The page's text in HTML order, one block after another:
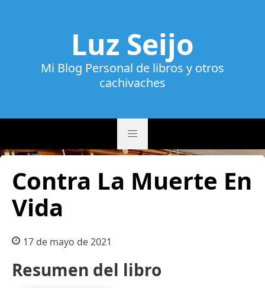
Luz Seijo
Mi Blog Personal de libros y otros
cachivaches
Contra La Muerte En
Vida
17 de mayo de 2021
Resumen del libro